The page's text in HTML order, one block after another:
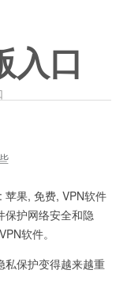
入口
果, 免费, VPN软件
保护网络安全和隐
软件。
保护变得越来越重